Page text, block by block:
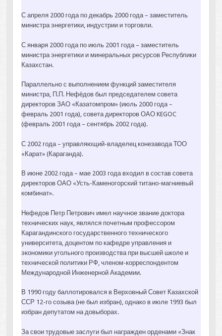
С апреля 2000 года по декабрь 2000 года – заместитель
министра энергетики, индустрии и торговли.
С января 2000 года по июль 2001 года – заместитель
министра энергетики и минеральных ресурсов Республики
Казахстан.
Параллельно с выполнением функций заместителя
министра, П.П. Нефёдов был председателем совета
директоров ЗАО «Казатомпром» (июль 2000 года –
февраль 2001 года), совета директоров ОАО KEGOC
(февраль 2001 года – сентябрь 2002 года).
С 2002 года – управляющий-владелец конезавода ТОО
«Карат» (Караганда).
В июне 2002 года – мае 2003 года входил в состав совета
директоров ОАО «Усть-Каменогорский титано-магниевый
комбинат».
Нефедов Петр Петрович имел научное звание доктора
технических наук, являлся почетным профессором
Карагандинского государственного технического
университета, доцентом по кафедре управления и
экономики угольного производства при высшей школе и
технической политики РФ, членом-корреспондентом
Международной Инженерной Академии.
В 1990 году баллотировался в Верховный Совет Казахской
ССР 12-го созыва (не был избран), однако в июле 1993 был
избран депутатом на довыборах.
За свои трудовые заслуги был награжден орденами «Знак